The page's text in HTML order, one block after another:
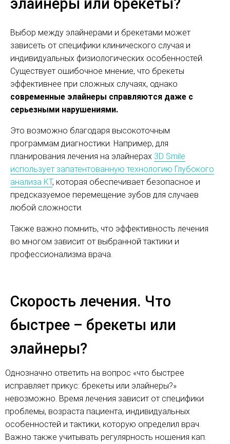
Выбор между элайнерами и брекетами может
зависеть от специфики клинического случая и
индивидуальных физиологических особенностей.
Существует ошибочное мнение, что брекеты
эффективнее при сложных случаях, однако
современные элайнеры справляются даже с
серьезными нарушениями.
Это возможно благодаря высокоточным
программам диагностики. Например, для
планирования лечения на элайнерах 3D Smile
использует запатентованную технологию Глубокого
анализа КТ, которая обеспечивает безопасное и
предсказуемое перемещение зубов для случаев
любой сложности.
Также важно помнить, что эффективность лечения
во многом зависит от выбранной тактики и
профессионализма врача.
Скорость лечения. Что
быстрее – брекеты или
элайнеры?
Однозначно ответить на вопрос «что быстрее
исправляет прикус: брекеты или элайнеры?»
невозможно. Время лечения зависит от специфики
проблемы, возраста пациента, индивидуальных
особенностей и тактики, которую определил врач.
Важно также учитывать регулярность ношения кап.